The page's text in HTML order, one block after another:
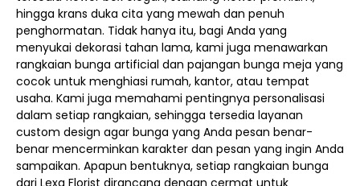
hingga krans duka cita yang mewah dan penuh
penghormatan. Tidak hanya itu, bagi Anda yang
menyukai dekorasi tahan lama, kami juga menawarkan
rangkaian bunga artificial dan pajangan bunga meja yang
cocok untuk menghiasi rumah, kantor, atau tempat
usaha. Kami juga memahami pentingnya personalisasi
dalam setiap rangkaian, sehingga tersedia layanan
custom design agar bunga yang Anda pesan benar-
benar mencerminkan karakter dan pesan yang ingin Anda
sampaikan. Apapun bentuknya, setiap rangkaian bunga
dari Lexa Florist dirancang dengan cermat untuk